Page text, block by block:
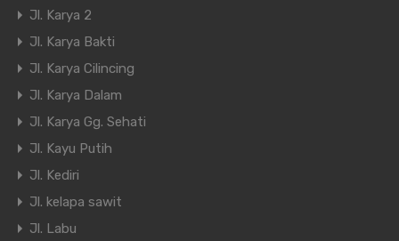
Jl. Karya 2
Jl. Karya Bakti
Jl. Karya Cilincing
Jl. Karya Dalam
Jl. Karya Gg. Sehati
Jl. Kayu Putih
Jl. Kediri
Jl. kelapa sawit
Jl. Labu